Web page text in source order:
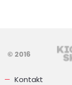
© 2016
Kontakt